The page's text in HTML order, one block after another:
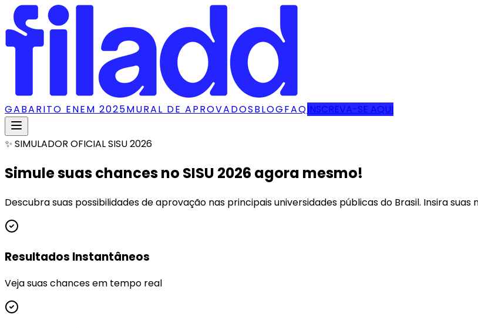
GABARITO ENEM 2025MURAL DE APROVADOSBLOGFAQINSCREVA-SE AQUI
✨ SIMULADOR OFICIAL SISU 2026
Simule suas chances no SISU 2026 agora mesmo!
Descubra suas possibilidades de aprovação nas principais universidades públicas do Brasil. Insira
Resultados Instantâneos
Veja suas chances em tempo real